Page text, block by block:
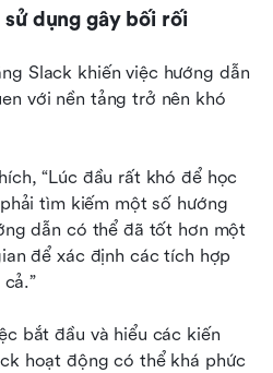
dụng gây bối rối
Slack khiến việc hướng dẫn
với nền tảng trở nên khó
“Lúc đầu rất khó để học
tìm kiếm một số hướng
dẫn có thể đã tốt hơn một
để xác định các tích hợp
bắt đầu và hiểu các kiến
hoạt động có thể khá phức